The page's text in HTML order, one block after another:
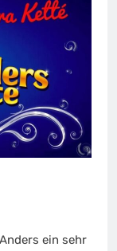
ein sehr